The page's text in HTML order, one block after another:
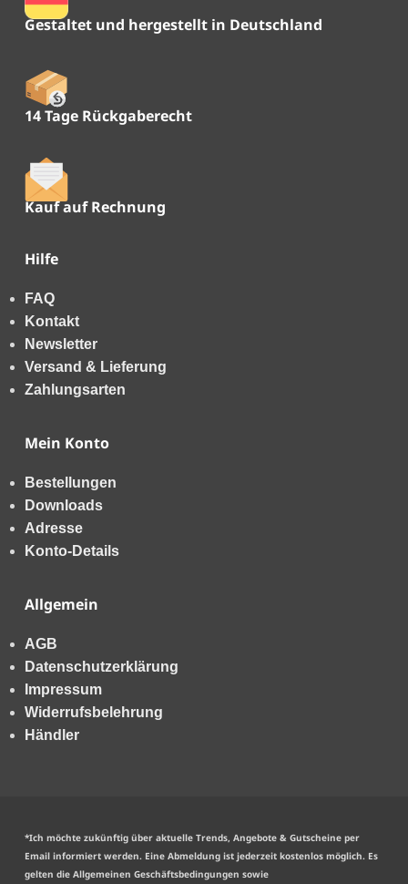
Gestaltet und hergestellt in Deutschland
14 Tage Rückgaberecht
Kauf auf Rechnung
Hilfe
FAQ
Kontakt
Newsletter
Versand & Lieferung
Zahlungsarten
Mein Konto
Bestellungen
Downloads
Adresse
Konto-Details
Allgemein
AGB
Datenschutzerklärung
Impressum
Widerrufsbelehrung
Händler
*Ich möchte zukünftig über aktuelle Trends, Angebote & Gutscheine per
Email informiert werden. Eine Abmeldung ist jederzeit kostenlos möglich. Es
gelten dieAllgemeinen Geschäftsbedingungen sowie